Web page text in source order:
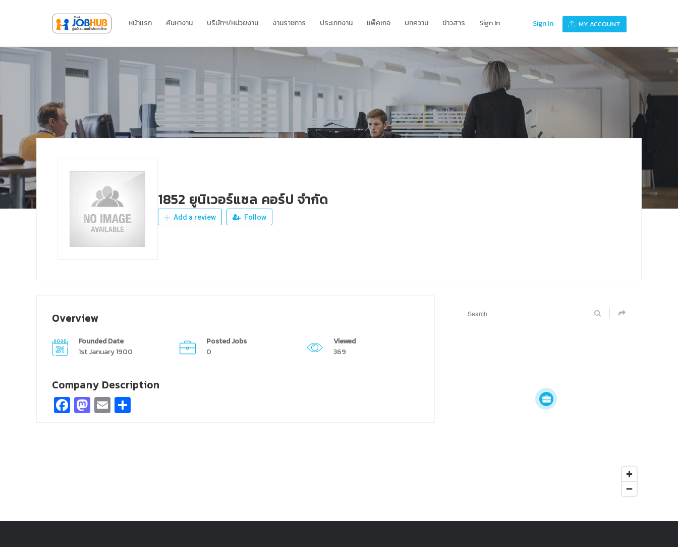
หน้าแรก ค้นหางาน บริษัทฯ/หน่วยงาน งานราชการ ประเภทงาน แพ็คเกจ บทความ ข่าวสาร Sign In Sign In MY ACCOUNT
1852 ยูนิเวอร์แซล คอร์ป จำกัด
Add a review Follow
Overview
Founded Date
1st January 1900
Posted Jobs
0
Viewed
369
Company Description
Facebook
Mastodon
Email